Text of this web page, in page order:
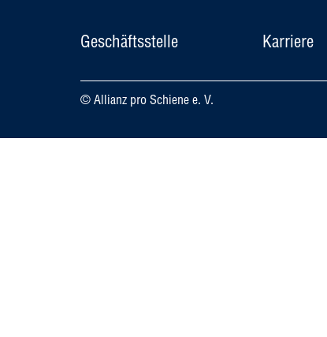
Geschäftsstelle Karriere
© Allianz pro Schiene e. V.